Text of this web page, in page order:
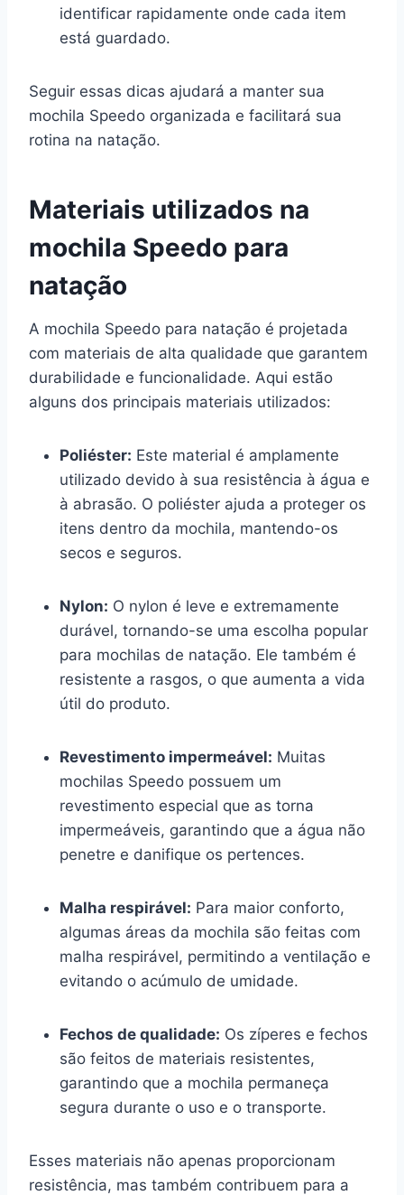
identificar rapidamente onde cada item
está guardado.
Seguir essas dicas ajudará a manter sua
mochila Speedo organizada e facilitará sua
rotina na natação.
Materiais utilizados na
mochila Speedo para
natação
A mochila Speedo para natação é projetada
com materiais de alta qualidade que garantem
durabilidade e funcionalidade. Aqui estão
alguns dos principais materiais utilizados:
Poliéster: Este material é amplamente
utilizado devido à sua resistência à água e
à abrasão. O poliéster ajuda a proteger os
itens dentro da mochila, mantendo-os
secos e seguros.
Nylon: O nylon é leve e extremamente
durável, tornando-se uma escolha popular
para mochilas de natação. Ele também é
resistente a rasgos, o que aumenta a vida
útil do produto.
Revestimento impermeável: Muitas
mochilas Speedo possuem um
revestimento especial que as torna
impermeáveis, garantindo que a água não
penetre e danifique os pertences.
Malha respirável: Para maior conforto,
algumas áreas da mochila são feitas com
malha respirável, permitindo a ventilação e
evitando o acúmulo de umidade.
Fechos de qualidade: Os zíperes e fechos
são feitos de materiais resistentes,
garantindo que a mochila permaneça
segura durante o uso e o transporte.
Esses materiais não apenas proporcionam
resistência, mas também contribuem para a